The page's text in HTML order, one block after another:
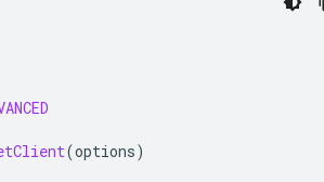
(options)